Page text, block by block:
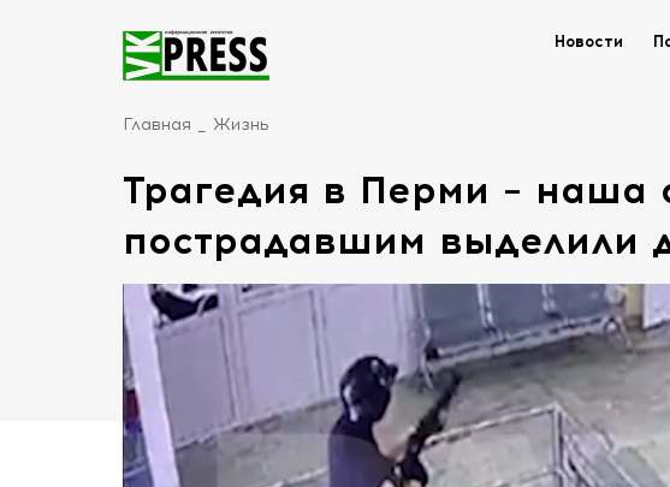
Новости
Главная Жизнь
Трагедия в Перми – наша
пострадавшим выделили